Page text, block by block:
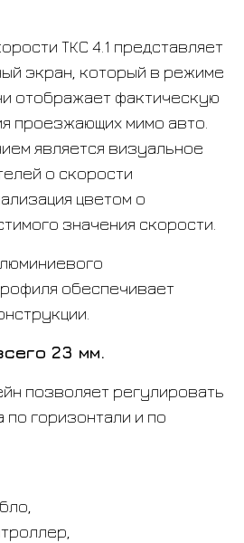
ТКС 4.1 представляет
экран, который в режиме
отображает фактическую
проезжающих мимо авто
является визуальное
о скорости
цветом о
значения скорости.
обеспечивает
23 мм.
позволяет регулировать
горизонтали и по